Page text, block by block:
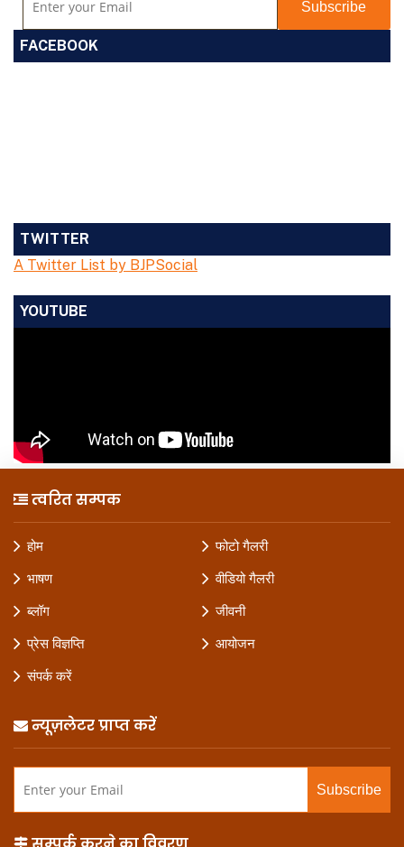
FACEBOOK
TWITTER
A Twitter List by BJPSocial
YOUTUBE
त्वरित सम्पक
होम फोटो गैलरी
भाषण वीडियो गैलरी
ब्लॉग जीवनी
प्रेस विज्ञप्ति आयोजन
संपर्क करें
न्यूज़लेटर प्राप्त करें